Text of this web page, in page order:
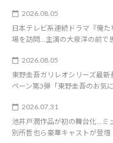
2026.08.05
日本テレビ系連続ドラマ『俺
場を訪問…主演の大泉洋の前で
2026.08.05
東野圭吾ガリレオシリーズ最
ペーン第3弾「東野圭吾のお気
2026.07.31
池井戸潤作品が初の舞台化…ミ
別所哲也ら豪華キャストが登壇